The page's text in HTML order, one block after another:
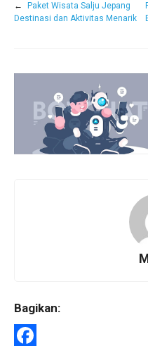
←
Paket Wisata Salju Jepang
Destinasi dan Aktivitas Menarik
Bagikan: